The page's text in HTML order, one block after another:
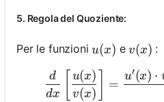
5. Regola del Quoziente:
Per le funzioniu(x)
u(x) ev(x)
v(x) :
dx
d
v(x)
u(x)
=
u′(x) ⋅